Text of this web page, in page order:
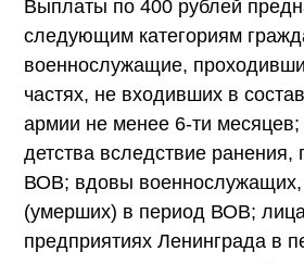
Выплаты по 400 рублей
следующим категориям
военнослужащие,
частях, не входивших в
армии не менее 6-ти месяцев;
детства вследствие ранения,
ВОВ; вдовы военнослужащих,
(умерших) в период ВОВ;
предприятиях Ленинграда в